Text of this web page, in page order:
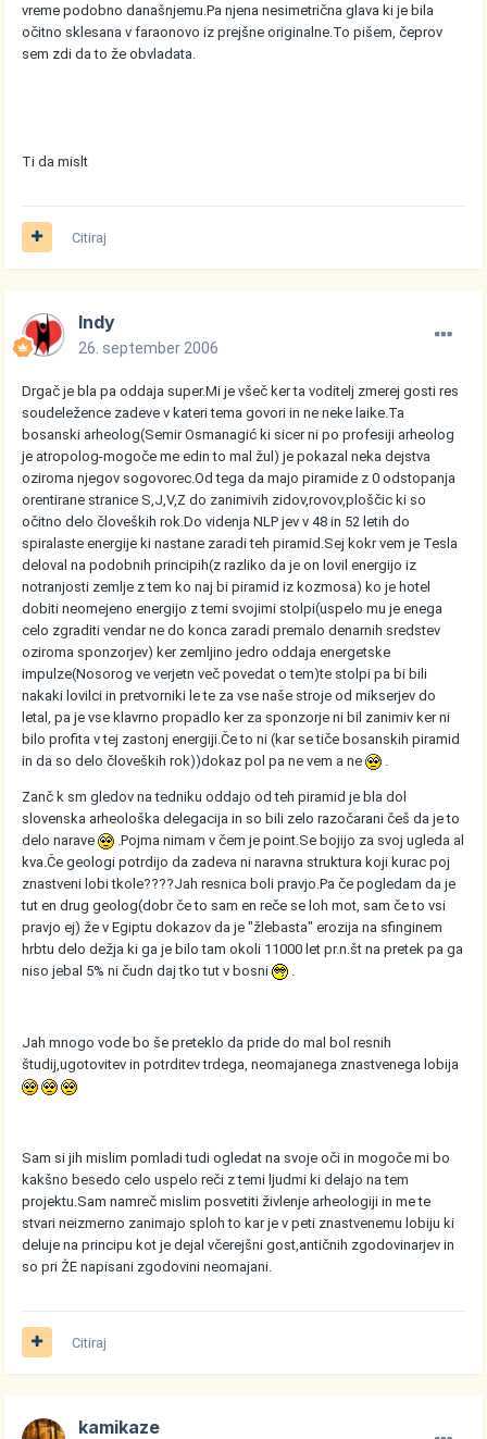
vreme podobno današnjemu.Pa njena nesimetrična glava ki je bila
očitno sklesana v faraonovo iz prejšne originalne.To pišem, čeprov
sem zdi da to že obvladata.
Ti da mislt
Citiraj
Indy
26. september 2006
Drgač je bla pa oddaja super.Mi je všeč ker ta voditelj zmerej gosti res
soudeležence zadeve v kateri tema govori in ne neke laike.Ta
bosanski arheolog(Semir Osmanagić ki sicer ni po profesiji arheolog
je atropolog-mogoče me edin to mal žul) je pokazal neka dejstva
oziroma njegov sogovorec.Od tega da majo piramide z 0 odstopanja
orentirane stranice S,J,V,Z do zanimivih zidov,rovov,ploščic ki so
očitno delo človeških rok.Do videnja NLP jev v 48 in 52 letih do
spiralaste energije ki nastane zaradi teh piramid.Sej kokr vem je Tesla
deloval na podobnih principih(z razliko da je on lovil energijo iz
notranjosti zemlje z tem ko naj bi piramid iz kozmosa) ko je hotel
dobiti neomejeno energijo z temi svojimi stolpi(uspelo mu je enega
celo zgraditi vendar ne do konca zaradi premalo denarnih sredstev
oziroma sponzorjev) ker zemljino jedro oddaja energetske
impulze(Nosorog ve verjetn več povedat o tem)te stolpi pa bi bili
nakaki lovilci in pretvorniki le te za vse naše stroje od mikserjev do
letal, pa je vse klavrno propadlo ker za sponzorje ni bil zanimiv ker ni
bilo profita v tej zastonj energiji.Če to ni (kar se tiče bosanskih piramid
in da so delo človeških rok))dokaz pol pa ne vem a ne
Zanč k sm gledov na tedniku oddajo od teh piramid je bla dol
slovenska arheološka delegacija in so bili zelo razočarani češ da je to
delo narave
.Pojma nimam v čem je point.Se bojijo za svoj ugleda al
kva.Če geologi potrdijo da zadeva ni naravna struktura koji kurac poj
znastveni lobi tkole????Jah resnica boli pravjo.Pa če pogledam da je
tut en drug geolog(dobr če to sam en reče se loh mot, sam če to vsi
pravjo ej) že v Egiptu dokazov da je "žlebasta" erozija na sfinginem
hrbtu delo dežja ki ga je bilo tam okoli 11000 let pr.n.št na pretek pa ga
niso jebal 5% ni čudn daj tko tut v bosni
Jah mnogo vode bo še preteklo da pride do mal bol resnih
študij,ugotovitev in potrditev trdega, neomajanega znastvenega lobija
Sam si jih mislim pomladi tudi ogledat na svoje oči in mogoče mi bo
kakšno besedo celo uspelo reči z temi ljudmi ki delajo na tem
projektu.Sam namreč mislim posvetiti živlenje arheologiji in me te
stvari neizmerno zanimajo sploh to kar je v peti znastvenemu lobiju ki
deluje na principu kot je dejal včerejšni gost,antičnih zgodovinarjev in
so pri ŽE napisani zgodovini neomajani.
Citiraj
kamikaze